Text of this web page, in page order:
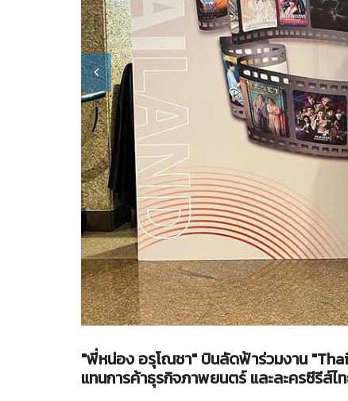
"พี่หน่อง อรุโณชา" บินลัดฟ้าร่วมงาน
แทนการค้าธุรกิจภาพยนตร์ และละครซีรีส์ไ